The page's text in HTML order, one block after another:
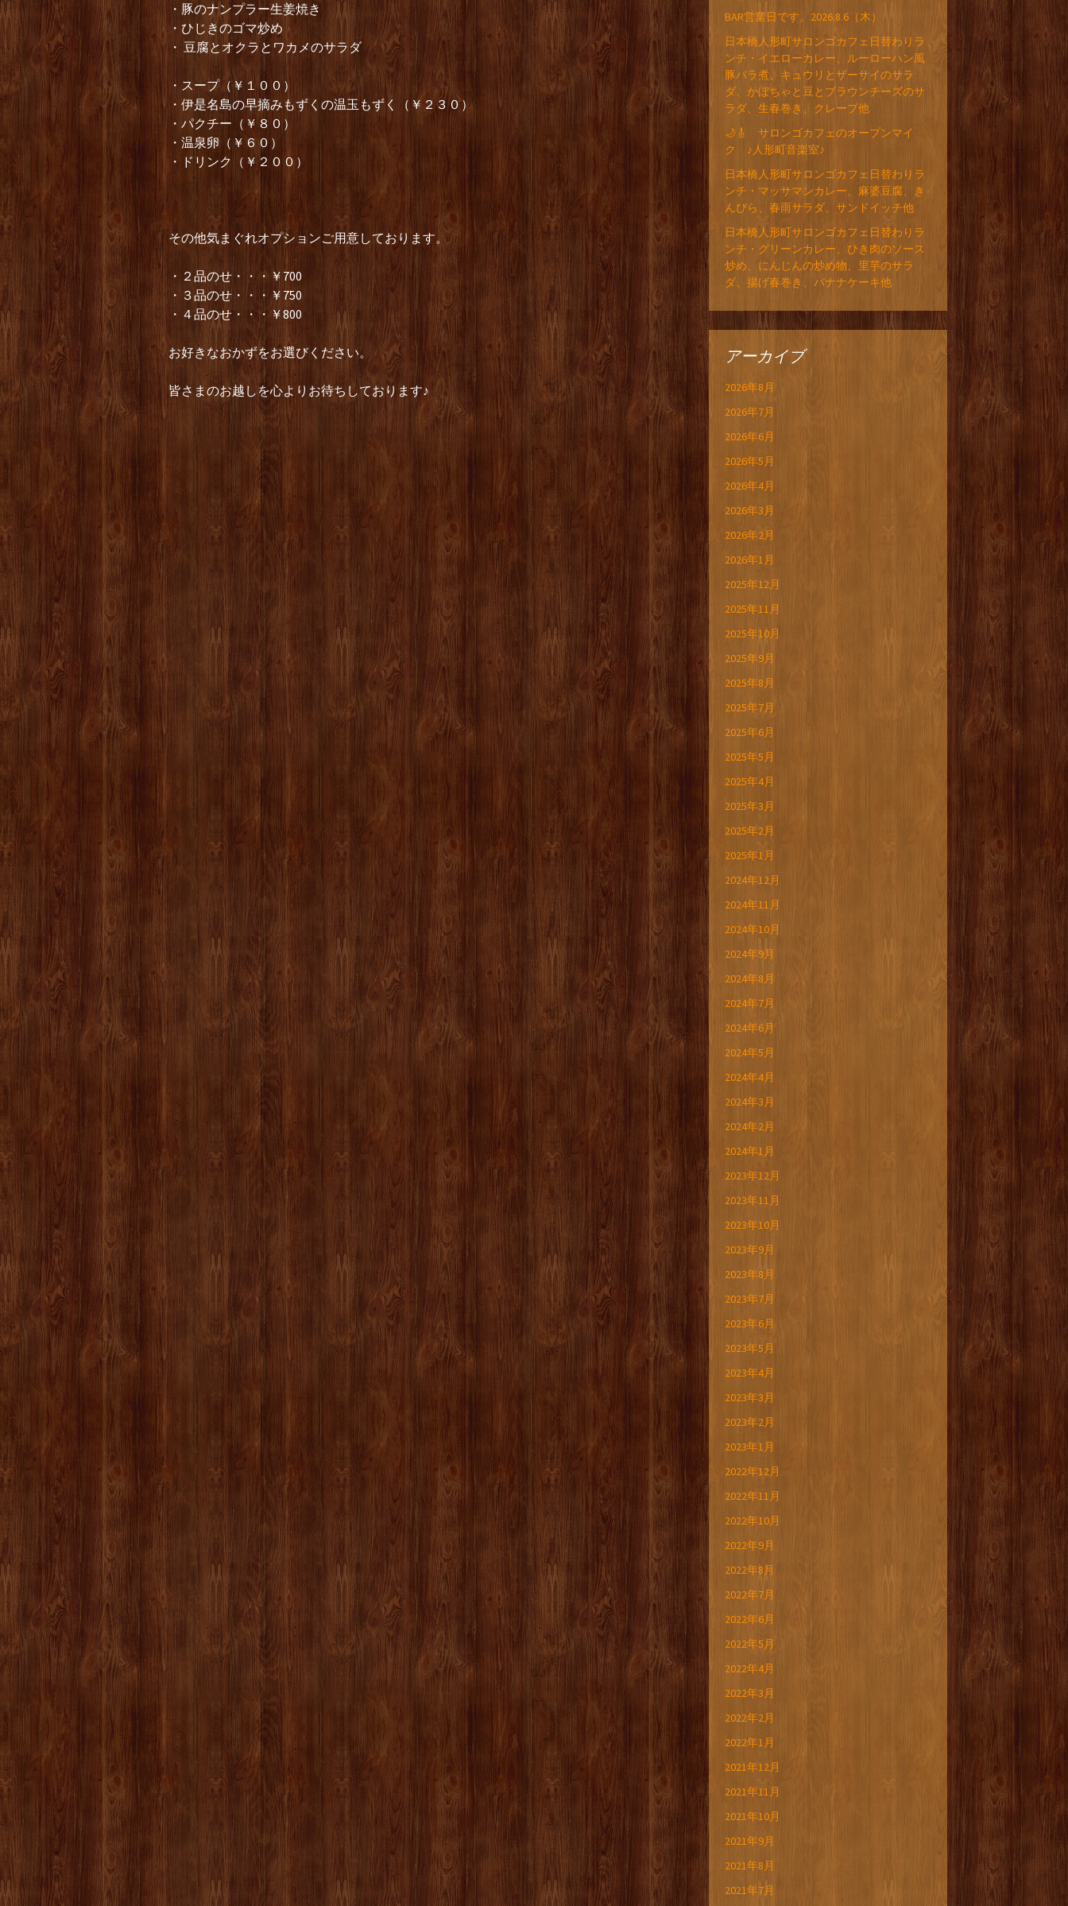
・豚のナンプラー生姜焼き
・ひじきのゴマ炒め
・ 豆腐とオクラとワカメのサラダ
・スープ（￥１００）
・伊是名島の早摘みもずくの温玉もずく（￥２３０）
・パクチー（￥８０）
・温泉卵（￥６０）
・ドリンク（￥２００）
その他気まぐれオプションご用意しております。
・２品のせ・・・￥700
・３品のせ・・・￥750
・４品のせ・・・￥800
お好きなおかずをお選びください。
皆さまのお越しを心よりお待ちしております♪
BAR営業日です。2026.8.6（木）
日本橋人形町サロンゴカフェ日替わりラ
ンチ・イエローカレー、ルーローハン風
豚バラ煮、キュウリとザーサイのサラ
ダ、かぼちゃと豆とブラウンチーズのサ
ラダ、生春巻き、クレープ他
🌙🎸 サロンゴカフェのオープンマイ
ク ♪人形町音楽室♪
日本橋人形町サロンゴカフェ日替わりラ
ンチ・マッサマンカレー、麻婆豆腐、き
んぴら、春雨サラダ、サンドイッチ他
日本橋人形町サロンゴカフェ日替わりラ
ンチ・グリーンカレー、ひき肉のソース
炒め、にんじんの炒め物、里芋のサラ
ダ、揚げ春巻き、バナナケーキ他
アーカイブ
2026年8月
2026年7月
2026年6月
2026年5月
2026年4月
2026年3月
2026年2月
2026年1月
2025年12月
2025年11月
2025年10月
2025年9月
2025年8月
2025年7月
2025年6月
2025年5月
2025年4月
2025年3月
2025年2月
2025年1月
2024年12月
2024年11月
2024年10月
2024年9月
2024年8月
2024年7月
2024年6月
2024年5月
2024年4月
2024年3月
2024年2月
2024年1月
2023年12月
2023年11月
2023年10月
2023年9月
2023年8月
2023年7月
2023年6月
2023年5月
2023年4月
2023年3月
2023年2月
2023年1月
2022年12月
2022年11月
2022年10月
2022年9月
2022年8月
2022年7月
2022年6月
2022年5月
2022年4月
2022年3月
2022年2月
2022年1月
2021年12月
2021年11月
2021年10月
2021年9月
2021年8月
2021年7月